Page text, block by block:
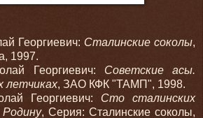
Георгиевич: Сталинские соколы,
1997.
Георгиевич: Советские асы.
летчиках, ЗАО КФК "ТАМП", 1998.
Георгиевич: Сто сталинских
, Серия: Сталинские соколы,